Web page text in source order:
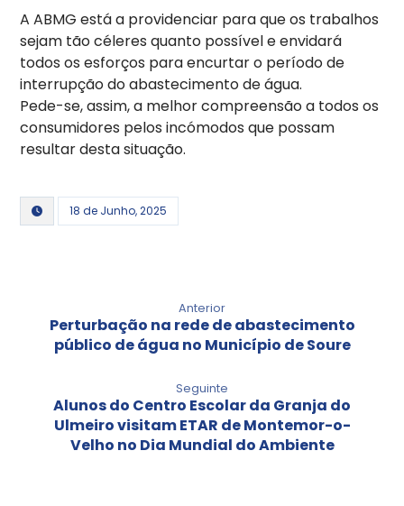
A ABMG está a providenciar para que os trabalhos
sejam tão céleres quanto possível e envidará
todos os esforços para encurtar o período de
interrupção do abastecimento de água.
Pede-se, assim, a melhor compreensão a todos os
consumidores pelos incómodos que possam
resultar desta situação.
18 de Junho, 2025
Anterior
Perturbação na rede de abastecimento
público de água no Município de Soure
Seguinte
Alunos do Centro Escolar da Granja do
Ulmeiro visitam ETAR de Montemor-o-
Velho no Dia Mundial do Ambiente